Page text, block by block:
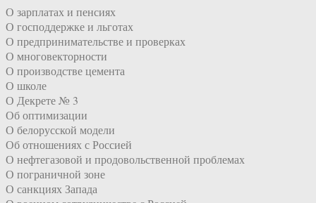
О зарплатах и пенсиях
О господдержке и льготах
О предпринимательстве и проверках
О многовекторности
О производстве цемента
О школе
О Декрете № 3
Об оптимизации
О белорусской модели
Об отношениях с Россией
О нефтегазовой и продовольственной проблемах
О пограничной зоне
О санкциях Запада